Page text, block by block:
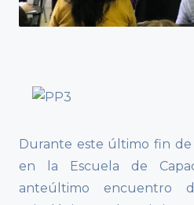
Durante este último fin de
en la Escuela de
anteúltimo encuentro